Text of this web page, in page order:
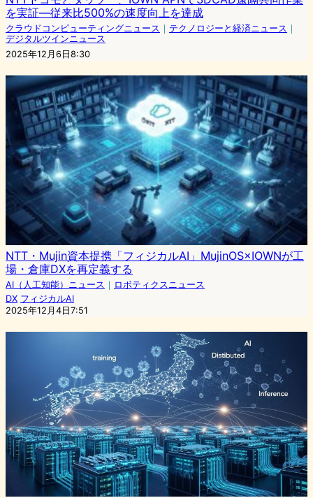
を実証―従来比500%の速度向上を達成
クラウドコンピューティングニュース ｜ テクノロジーと経済ニュース ｜
デジタルツインニュース
2025年12月6日8:30
NTT・Mujin資本提携「フィジカルAI」MujinOS×IOWNが工
場・倉庫DXを再定義する
AI（人工知能）ニュース ｜ ロボティクスニュース
DX フィジカルAI
2025年12月4日7:51